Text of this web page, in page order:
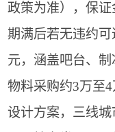
政策为准），保
期满后若无违约
元，涵盖吧台、
物料采购约3万至
设计方案，三线